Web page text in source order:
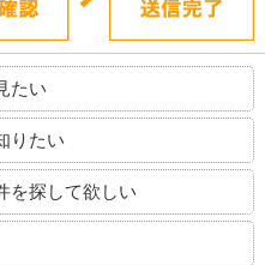
たい
りたい
を探して欲しい